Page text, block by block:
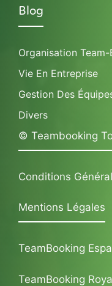
Blog
Organisation
Vie En Entreprise
Gestion Des
Divers
© Teambooking
Conditions
Mentions Légales
TeamBooking
TeamBooking